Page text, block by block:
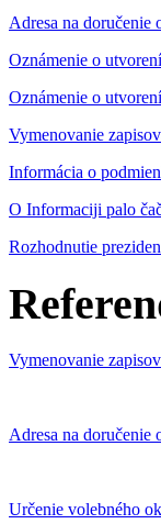
Adresa na
Oznámenie o
Oznámenie o
Vymenovanie
Informácia o
O Informaciji palo
Rozhodnutie
Vymenovanie
Adresa na doručenie
Určenie volebného